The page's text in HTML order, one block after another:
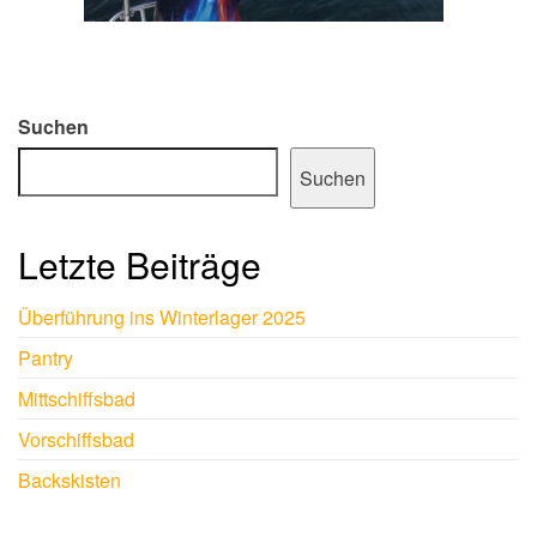
Suchen
Suchen
Letzte Beiträge
Überführung ins Winterlager 2025
Pantry
Mittschiffsbad
Vorschiffsbad
Backskisten